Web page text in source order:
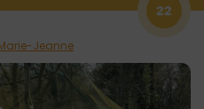
22
Jeanne